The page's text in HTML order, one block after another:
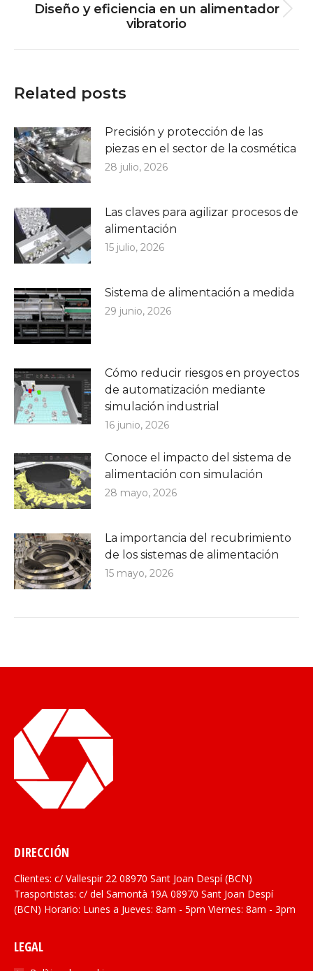
Publicación
siguiente:
Diseño y eficiencia en un alimentador
vibratorio
Related posts
Precisión y protección de las
piezas en el sector de la cosmética
28 julio, 2026
Las claves para agilizar procesos de
alimentación
15 julio, 2026
Sistema de alimentación a medida
29 junio, 2026
Cómo reducir riesgos en proyectos
de automatización mediante
simulación industrial
16 junio, 2026
Conoce el impacto del sistema de
alimentación con simulación
28 mayo, 2026
La importancia del recubrimiento
de los sistemas de alimentación
15 mayo, 2026
DIRECCIÓN
Clientes: c/ Vallespir 22 08970 Sant Joan Despí (BCN)
Trasportistas: c/ del Samontà 19A 08970 Sant Joan Despí
(BCN) Horario: Lunes a Jueves: 8am - 5pm Viernes: 8am - 3pm
LEGAL